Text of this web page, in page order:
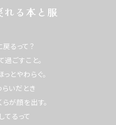
れる本と服
るって？
過ごすこと。
とやわらぐ。
いだとき
が顔を出す。
てるって